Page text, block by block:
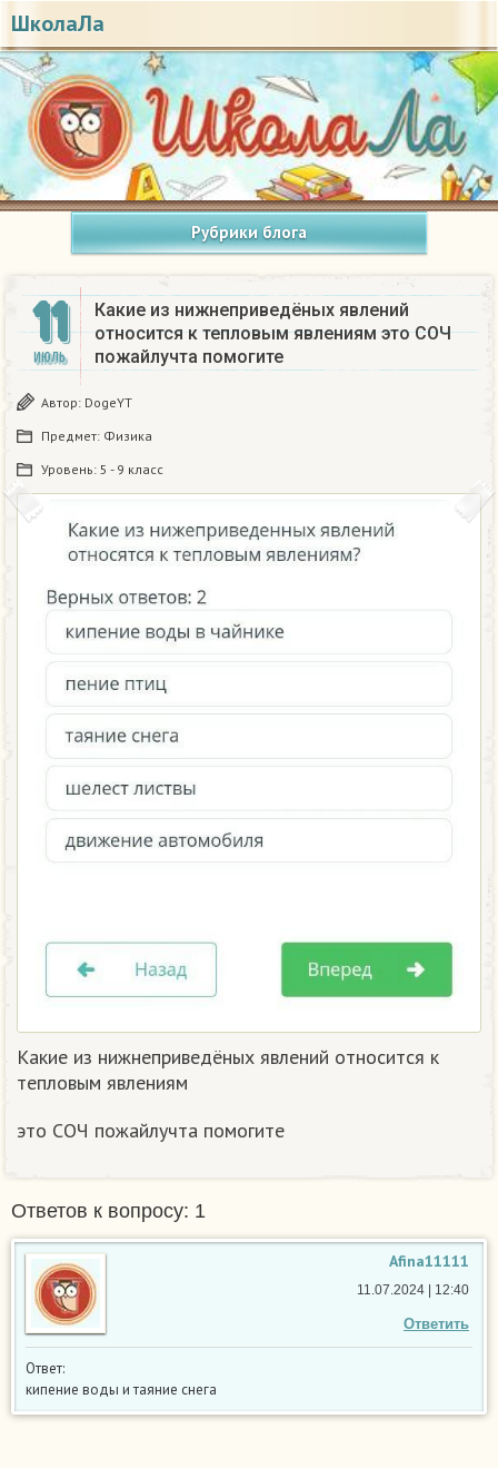
ШколаЛа
Рубрики блога
11
ИЮЛЬ
Какие из нижнеприведёных явлений
относится к тепловым явлениям это СОЧ
пожайлучта помогите​
Автор: DogeYT
Предмет: Физика
Уровень: 5 - 9 класс
Какие из нижнеприведёных явлений относится к
тепловым явлениям
это СОЧ пожайлучта помогите​
Ответов к вопросу: 1
Afina11111
Ответить
11.07.2024 | 12:40
Ответ:
кипение воды и таяние снега